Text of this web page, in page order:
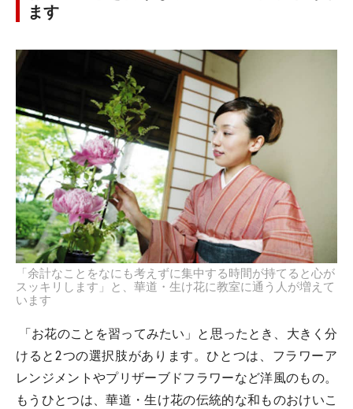
ます
「余計なことをなにも考えずに集中する時間が持てると心が
スッキリします」と、華道・生け花に教室に通う人が増えて
います
「お花のことを習ってみたい」と思ったとき、大きく分
けると2つの選択肢があります。ひとつは、フラワーア
レンジメントやプリザーブドフラワーなど洋風のもの。
もうひとつは、華道・生け花の伝統的な和ものおけいこ